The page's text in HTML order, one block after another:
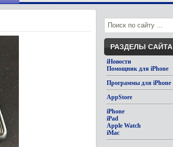
РАЗДЕЛЫ САЙТА
iНовости
Помощник для iPhone
Программы для iPhone
AppStore
iPhone
iPad
Apple Watch
iMac